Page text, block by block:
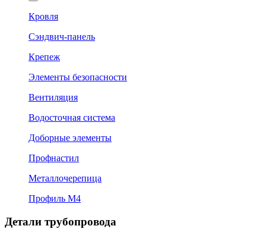
Кровля
Сэндвич-панель
Крепеж
Элементы безопасности
Вентиляция
Водосточная система
Доборные элементы
Профнастил
Металлочерепица
Профиль М4
Детали трубопровода